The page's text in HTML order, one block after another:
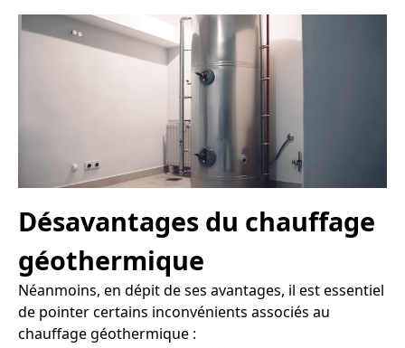
Désavantages du chauffage
géothermique
Néanmoins, en dépit de ses avantages, il est essentiel
de pointer certains inconvénients associés au
chauffage géothermique :